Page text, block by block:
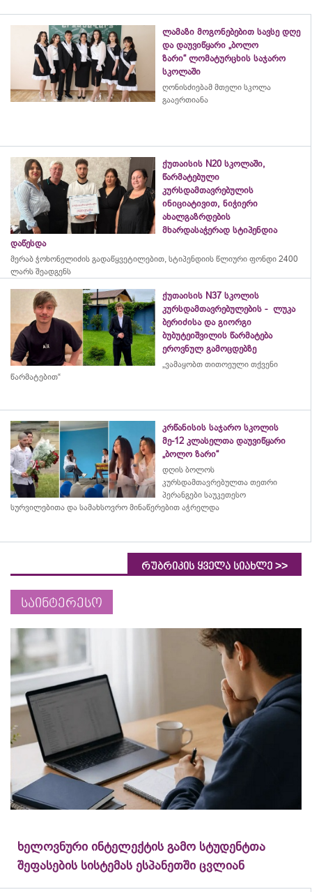
ლამაზი მოგონებებით სავსე დღე
და დაუვიწყარი „ბოლო
ზარი“ ლომატურცხის საჯარო
სკოლაში
ღონისძიებამ მთელი სკოლა
გააერთიანა
ქუთაისის N20 სკოლაში,
წარმატებული
კურსდამთავრებულის
ინიციატივით, ნიჭიერი
ახალგაზრდების
მხარდასაჭერად სტიპენდია
დაწესდა
მერაბ ჭოხონელიძის გადაწყვეტილებით, სტიპენდიის წლიური ფონდი 2400
ლარს შეადგენს
ქუთაისის N37 სკოლის
კურსდამთავრებულების - ლუკა
ბერიძისა და გიორგი
ბუბუტეიშვილის წარმატება
ეროვნულ გამოცდებზე
„ვამაყობთ თითოეული თქვენი
წარმატებით“
კრწანისის საჯარო სკოლის
მე-12 კლასელთა დაუვიწყარი
„ბოლო ზარი“
დღის ბოლოს
კურსდამთავრებულთა თეთრი
პერანგები საუკეთესო
სურვილებითა და სამახსოვრო მინაწერებით აჭრელდა
რუბრიკის ყველა სიახლე >>
საინტერესო
ხელოვნური ინტელექტის გამო სტუდენტთა
შეფასების სისტემას ესპანეთში ცვლიან